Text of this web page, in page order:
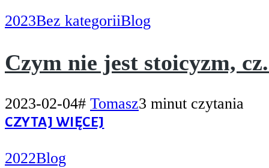
2023Bez kategoriiBlog
Czym nie jest stoicyzm,
2023-02-04# Tomasz3 minut czytania
CZYTAJ WIĘCEJ
2022Blog